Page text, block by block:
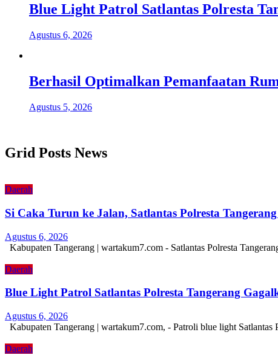
Blue Light Patrol Satlantas Polresta
Agustus 6, 2026
Berhasil Optimalkan Pemanfaatan
Agustus 5, 2026
Grid Posts News
Daerah
Si Caka Turun ke Jalan, Satlantas Polresta
Agustus 6, 2026
Kabupaten Tangerang | wartakum7.com - Satlantas Polresta
Daerah
Blue Light Patrol Satlantas Polresta Tangerang
Agustus 6, 2026
Kabupaten Tangerang | wartakum7.com, - Patroli blue light
Daerah